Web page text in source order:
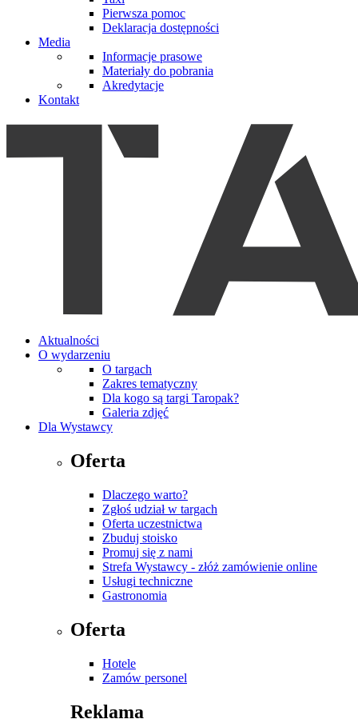
Pierwsza pomoc
Deklaracja dostępności
Media
Informacje prasowe
Materiały do pobrania
Akredytacje
Kontakt
Aktualności
O wydarzeniu
O targach
Zakres tematyczny
Dla kogo są targi Taropak?
Galeria zdjęć
Dla Wystawcy
Oferta
Dlaczego warto?
Zgłoś udział w targach
Oferta uczestnictwa
Zbuduj stoisko
Promuj się z nami
Strefa Wystawcy - złóż zamówienie online
Usługi techniczne
Gastronomia
Oferta
Hotele
Zamów personel
Reklama